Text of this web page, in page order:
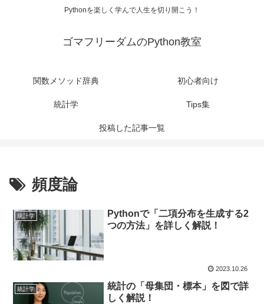
Pythonを楽しく学んで人生を切り開こう！
ゴマフリーダムのPython教室
関数メソッド辞典 初心者向け
統計学 Tips集
投稿した記事一覧
頻度論
統計学
Pythonで「二項分布を生成する2
つの方法」を詳しく解説！
2023.10.26
統計学
統計の「母集団・標本」を図で詳
しく解説！